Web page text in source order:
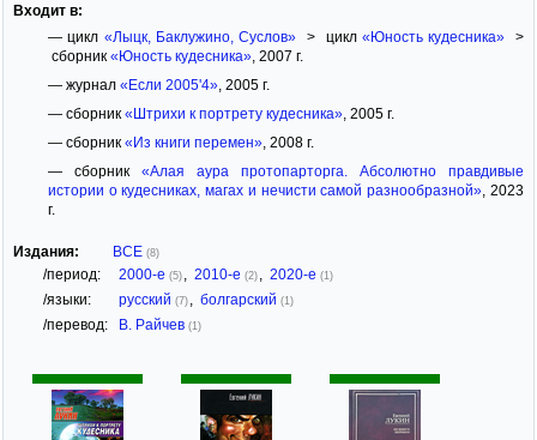
Входит в:
— цикл «Лыцк, Баклужино, Суслов» > цикл «Юность кудесника» >
сборник «Юность кудесника», 2007 г.
— журнал «Если 2005'4», 2005 г.
— сборник «Штрихи к портрету кудесника», 2005 г.
— сборник «Из книги перемен», 2008 г.
— сборник «Алая аура протопарторга. Абсолютно правдивые
истории о кудесниках, магах и нечисти самой разнообразной» , 2023
г.
Издания: ВСЕ (8)
/период: 2000-е (5) 2010-е (2) 2020-е (1)
/языки: русский (7) болгарский (1)
/перевод: В. Райчев (1)